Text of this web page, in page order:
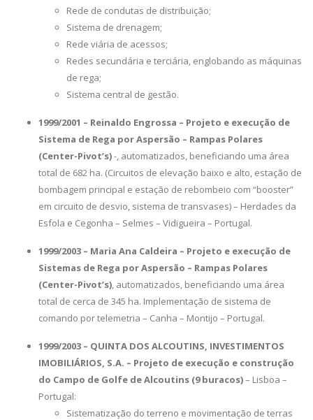
Rede de condutas de distribuição;
Sistema de drenagem;
Rede viária de acessos;
Redes secundária e terciária, englobando as máquinas
de rega;
Sistema central de gestão.
1999/2001 – Reinaldo Engrossa – Projeto e execução de
Sistema de Rega por Aspersão – Rampas Polares
(Center-Pivot’s)-, automatizados, beneficiando uma área
total de 682 ha. (Circuitos de elevação baixo e alto, estação de
bombagem principal e estação de rebombeio com “booster”
em circuito de desvio, sistema de transvases) – Herdades da
Esfola e Cegonha – Selmes – Vidigueira – Portugal.
1999/2003 – Maria Ana Caldeira – Projeto e execução de
Sistemas de Rega por Aspersão – Rampas Polares
(Center-Pivot’s), automatizados, beneficiando uma área
total de cerca de 345 ha. Implementação de sistema de
comando por telemetria – Canha – Montijo – Portugal.
1999/2003 – QUINTA DOS ALCOUTINS, INVESTIMENTOS
IMOBILIÁRIOS, S.A. – Projeto de execução e construção
do Campo de Golfe de Alcoutins (9 buracos)– Lisboa –
Portugal:
Sistematização do terreno e movimentação de terras